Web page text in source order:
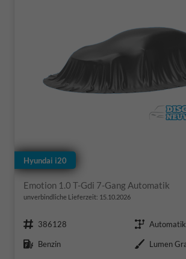
Hyundai i20
Emotion 1.0 T-Gdi 7-Gang Automatik
unverbindliche Lieferzeit: 15.10.2026
Fahrzeugnr. 386128 Getriebe Automatik
Kraftstoff Benzin Außenfarbe